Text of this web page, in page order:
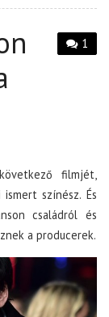
1
filmjét,
színész. És
családról és
a producerek.